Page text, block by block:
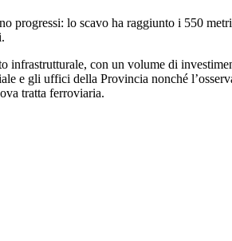
progressi: lo scavo ha raggiunto i 550
infrastrutturale, con un volume di
e gli uffici della Provincia nonché
tratta ferroviaria.